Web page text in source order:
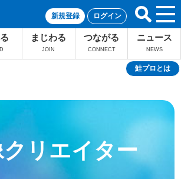
新規登録 ログイン
まじわる
JOIN
つながる
CONNECT
ニュース
NEWS
鮭プロとは
リエイター